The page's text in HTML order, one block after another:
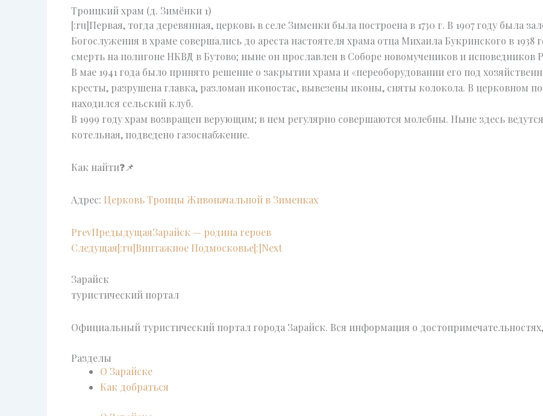
Троицкий храм (д. Зимёнки 1)
[:ru]Первая, тогда деревянная, церковь в селе Зименки была построена в 1730 г. В 1907 году была
Богослужения в храме совершались до ареста настоятеля храма отца Михаила Букринского в
смерть на полигоне НКВД в Бутово; ныне он прославлен в Соборе новомучеников и исповедников
В мае 1941 года было принято решение о закрытии храма и «переоборудовании его под
кресты, разрушена главка, разломан иконостас, вывезены иконы, сняты колокола. В церковном
находился сельский клуб.
В 1999 году храм возвращен верующим; в нем регулярно совершаются молебны. Ныне здесь
котельная, подведено газоснабжение.
Как найти❓📌
Адрес: Церковь Троицы Живоначальной в Зименках
PrevПредыдущаяЗарайск — родина героев
Следущая[:ru]Винтажное Подмосковье[:]Next
Зарайск
туристический портал
Официальный туристический портал города Зарайск. Вся информация о
Разделы
О Зарайске
Как добраться